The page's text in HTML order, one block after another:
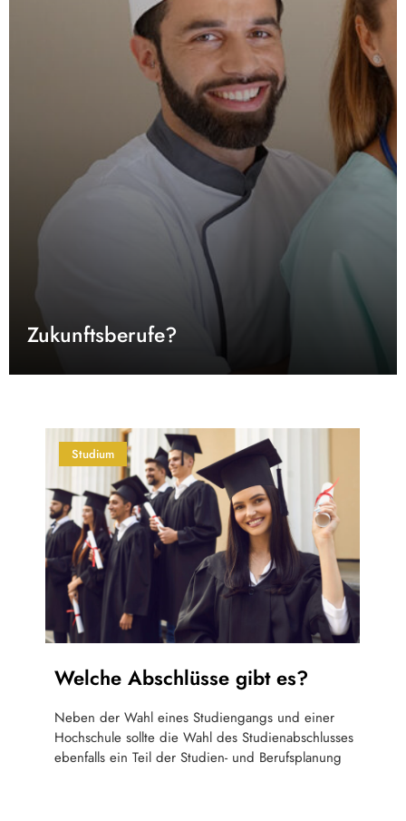
Zukunftsberufe?
Studium
Welche Abschlüsse gibt es?
Neben der Wahl eines Studiengangs und einer
Hochschule sollte die Wahl des Studienabschlusses
ebenfalls ein Teil der Studien- und Berufsplanung